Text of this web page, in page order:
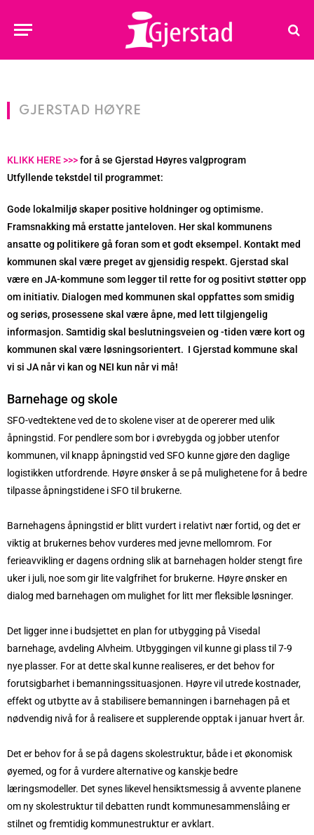
GJERSTAD HØYRE
KLIKK HERE >>>for å se Gjerstad Høyres valgprogram
Utfyllende tekstdel til programmet:
Gode lokalmiljø skaper positive holdninger og optimisme.
Framsnakking må erstatte janteloven. Her skal kommunens
ansatte og politikere gå foran som et godt eksempel. Kontakt med
kommunen skal være preget av gjensidig respekt. Gjerstad skal
være en JA-kommune som legger til rette for og positivt støtter opp
om initiativ. Dialogen med kommunen skal oppfattes som smidig
og seriøs, prosessene skal være åpne, med lett tilgjengelig
informasjon. Samtidig skal beslutningsveien og -tiden være kort og
kommunen skal være løsningsorientert. I Gjerstad kommune skal
vi si JA når vi kan og NEI kun når vi må!
Barnehage og skole
SFO-vedtektene ved de to skolene viser at de opererer med ulik
åpningstid. For pendlere som bor i øvrebygda og jobber utenfor
kommunen, vil knapp åpningstid ved SFO kunne gjøre den daglige
logistikken utfordrende. Høyre ønsker å se på mulighetene for å bedre
tilpasse åpningstidene i SFO til brukerne.
Barnehagens åpningstid er blitt vurdert i relativt nær fortid, og det er
viktig at brukernes behov vurderes med jevne mellomrom. For
ferieavvikling er dagens ordning slik at barnehagen holder stengt fire
uker i juli, noe som gir lite valgfrihet for brukerne. Høyre ønsker en
dialog med barnehagen om mulighet for litt mer fleksible løsninger.
Det ligger inne i budsjettet en plan for utbygging på Visedal
barnehage, avdeling Alvheim. Utbyggingen vil kunne gi plass til 7-9
nye plasser. For at dette skal kunne realiseres, er det behov for
forutsigbarhet i bemanningssituasjonen. Høyre vil utrede kostnader,
effekt og utbytte av å stabilisere bemanningen i barnehagen på et
nødvendig nivå for å realisere et supplerende opptak i januar hvert år.
Det er behov for å se på dagens skolestruktur, både i et økonomisk
øyemed, og for å vurdere alternative og kanskje bedre
læringsmodeller. Det synes likevel hensiktsmessig å avvente planene
om ny skolestruktur til debatten rundt kommunesammenslåing er
stilnet og fremtidig kommunestruktur er avklart.